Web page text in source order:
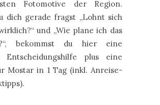
Fotomotive der Region.
dich gerade fragst „Lohnt sich
und „Wie plane ich das
bekommst du hier eine
Entscheidungshilfe plus eine
Mostar in 1 Tag (inkl. Anreise-